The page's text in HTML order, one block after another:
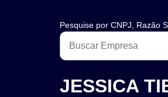
Pesquise por CNPJ, Razão
JESSICA